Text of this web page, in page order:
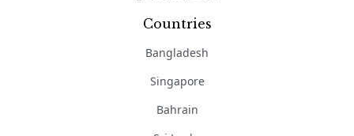
Countries
Bangladesh
Singapore
Bahrain